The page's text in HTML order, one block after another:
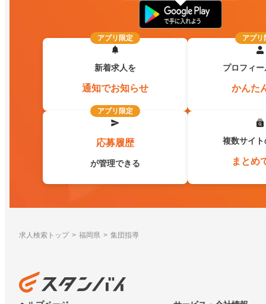
アプリ限定
新着求人を
通知でお知らせ
アプリ
プロフィ
かんた
アプリ限定
応募履歴
が管理できる
複数サイ
まとめ
求人検索トップ 福岡県 集団指導